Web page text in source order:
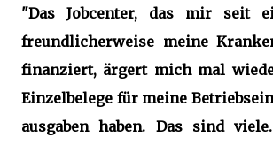
"Das Jobcenter, das mir seit
freundlicherweise meine
finanziert, ärgert mich mal
Einzelbelege für meine
ausgaben haben. Das sind